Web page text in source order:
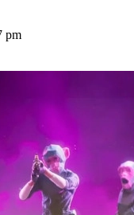
pm